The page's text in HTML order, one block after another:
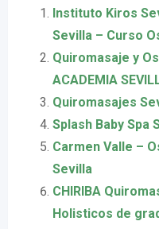
Instituto Kiros
Sevilla – Curso
Quiromasaje y
ACADEMIA
Quiromasajes
Splash Baby Spa
Carmen Valle –
Sevilla
CHIRIBA
Holisticos de